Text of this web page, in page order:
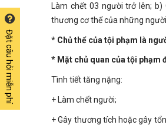
Làm chết 03 người trở lên;
thương cơ thể của những
* Chủ thể của tội phạm là
* Mặt chủ quan của tội phạm
Tình tiết tăng nặng:
+ Làm chết người;
+ Gây thương tích hoặc gây
Đặt câu hỏi miễn phí